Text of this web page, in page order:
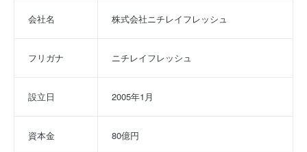
会社名 株式会社ニチレイフレッシュ
フリガナ ニチレイフレッシュ
設立日 2005年1月
資本金 80億円